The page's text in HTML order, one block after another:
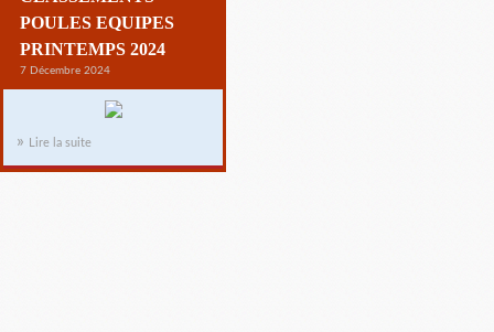
POULES EQUIPES
PRINTEMPS 2024
7 Décembre 2024
Lire la suite